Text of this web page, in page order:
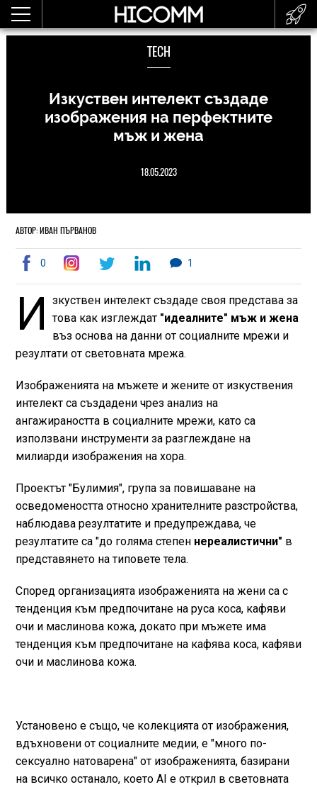
TECH
Изкуствен интелект създаде
изображения на перфектните
мъж и жена
18.05.2023
АВТОР: ИВАН ПЪРВАНОВ
0 1
И
зкуствен интелект създаде своя представа за
това как изглеждат "идеалните" мъж и жена
въз основа на данни от социалните мрежи и
резултати от световната мрежа.
Изображенията на мъжете и жените от изкуствения
интелект са създадени чрез анализ на
ангажираността в социалните мрежи, като са
използвани инструменти за разглеждане на
милиарди изображения на хора.
Проектът "Булимия", група за повишаване на
осведомеността относно хранителните разстройства,
наблюдава резултатите и предупреждава, че
резултатите са "до голяма степен нереалистични" в
представянето на типовете тела.
Според организацията изображенията на жени са с
тенденция към предпочитане на руса коса, кафяви
очи и маслинова кожа, докато при мъжете има
тенденция към предпочитане на кафява коса, кафяви
очи и маслинова кожа.
Установено е също, че колекцията от изображения,
вдъхновени от социалните медии, е "много по-
сексуално натоварена" от изображенията, базирани
на всичко останало, което AI е открил в световната